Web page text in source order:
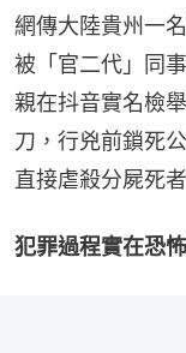
網傳大陸貴州一
被「官二代」同
親在抖音實名檢
刀，行兇前鎖死
直接虐殺分屍死者
犯罪過程實在恐